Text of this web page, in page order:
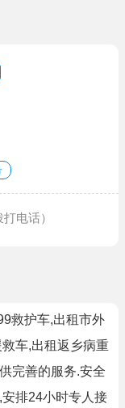
打电话）
救护车,出租市外
车,出租返乡病重
完善的服务.安全
排24小时专人接